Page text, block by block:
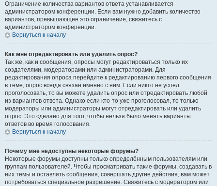
Ограничение количества вариантов ответа устанавливается
администратором конференции. Если вам нужно добавить количество
вариантов, превышающее это ограничение, свяжитесь с
администратором конференции.
Вернуться к началу
Как мне отредактировать или удалить опрос?
Так же, как и сообщения, опросы могут редактироваться только их
создателями, модераторами или администраторами. Для
редактирования опроса перейдите к редактированию первого сообщения
в теме; опрос всегда связан именно с ним. Если никто не успел
проголосовать, то вы можете удалить опрос или отредактировать любой
из вариантов ответа. Однако если кто-то уже проголосовал, то только
модераторы или администраторы могут отредактировать или удалить
опрос. Это сделано для того, чтобы нельзя было менять варианты
ответов во время голосования.
Вернуться к началу
Почему мне недоступны некоторые форумы?
Некоторые форумы доступны только определённым пользователям или
группам пользователей. Чтобы просматривать такие форумы, создавать в
них темы и оставлять сообщения, совершать другие действия, вам может
потребоваться специальное разрешение. Свяжитесь с модератором или